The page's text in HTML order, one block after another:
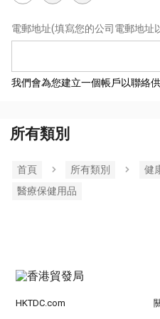
電郵地址(填寫您的公司電郵地址
我們會為您建立一個帳戶以聯絡
所有類別
首頁 所有類別
健
醫療保健用品
HKTDC.com